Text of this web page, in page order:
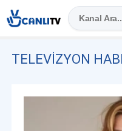
TELEVIZYON